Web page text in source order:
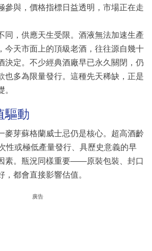
參與，價格指標日益透明，市場正在走
同，供應天生受限。酒液無法加速生產
天市面上的頂級老酒，往往源自幾十
決定。不少經典酒廠早已永久關閉，仍
也多為限量發行。這種先天稀缺，正是
驅動
麥芽蘇格蘭威士忌仍是核心。超高酒齡
性或極低產量發行、具歷史意義的早
素。瓶況同樣重要——原裝包裝、封口
，都會直接影響估值。
廣告